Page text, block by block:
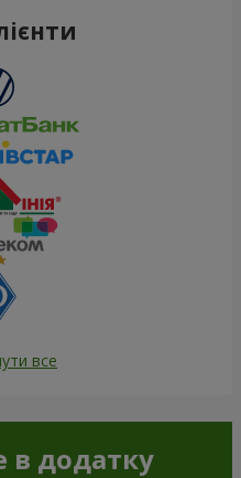
все
в додатку